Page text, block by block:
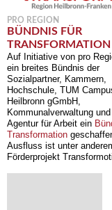
PRO REGION
BÜNDNIS FÜR
TRANSFORMATION
Auf Initiative von pro
ein breites Bündnis der
Sozialpartner, Kammern,
Hochschule, TUM
Heilbronn gGmbH,
Kommunalverwaltung
Agentur für Arbeit ein
Transformation
Ausfluss ist unter
Förderprojekt